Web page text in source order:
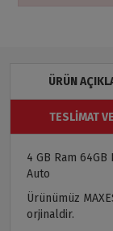
ÜRÜN
TESLIMAT
4 GB Ram
Auto
Ürünümüz
orjinaldir.